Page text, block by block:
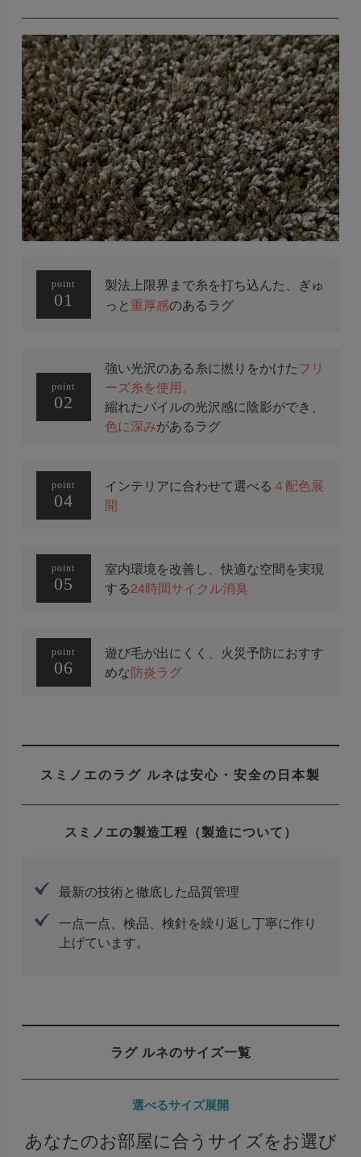
point
01
製法上限界まで糸を打ち込んた、ぎゅ
っと重厚感のあるラグ
point
02
強い光沢のある糸に撚りをかけたフリ
ーズ糸を使用。
縮れたパイルの光沢感に陰影ができ、
色に深みがあるラグ
point
04
インテリアに合わせて選べる ４配色展
開
point
05
室内環境を改善し、快適な空間を実現
する24時間サイクル消臭
point
06
遊び毛が出にくく、火災予防におすす
めな防炎ラグ
スミノエのラグ ルネは安心・安全の日本製
スミノエの製造工程（製造について）
最新の技術と徹底した品質管理
一点一点、検品、検針を繰り返し丁寧に作り
上げています。
ラグ ルネのサイズ一覧
選べるサイズ展開
あなたのお部屋に合うサイズをお選び